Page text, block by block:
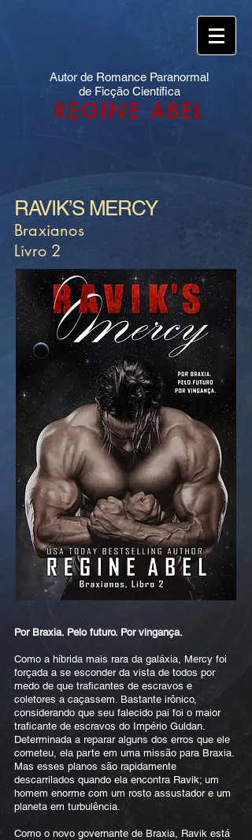
Autor de Romance Paranormal
de Ficção Científica
REGINE ABEL
RAVIK’S MERCY
Braxianos
Livro 2
Por Braxia. Pelo futuro. Por vingança.
Como a híbrida mais rara da galáxia, Mercy foi
forçada a se esconder da vista de todos por
medo de que traficantes de escravos e
coletores a caçassem. Bastante irônico,
considerando que seu falecido pai foi o maior
traficante de escravos do Império Guldan.
Determinada a reparar alguns dos erros que ele
cometeu, ela parte em uma missão para Braxia.
Mas esses planos são rapidamente
descarrilados quando ela encontra Ravik; um
homem enorme com um rosto assustador e um
planeta em turbulência.
Como o novo governante de Braxia, Ravik está